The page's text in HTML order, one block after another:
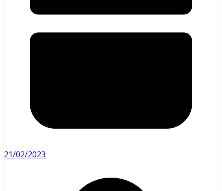
21/02/2023